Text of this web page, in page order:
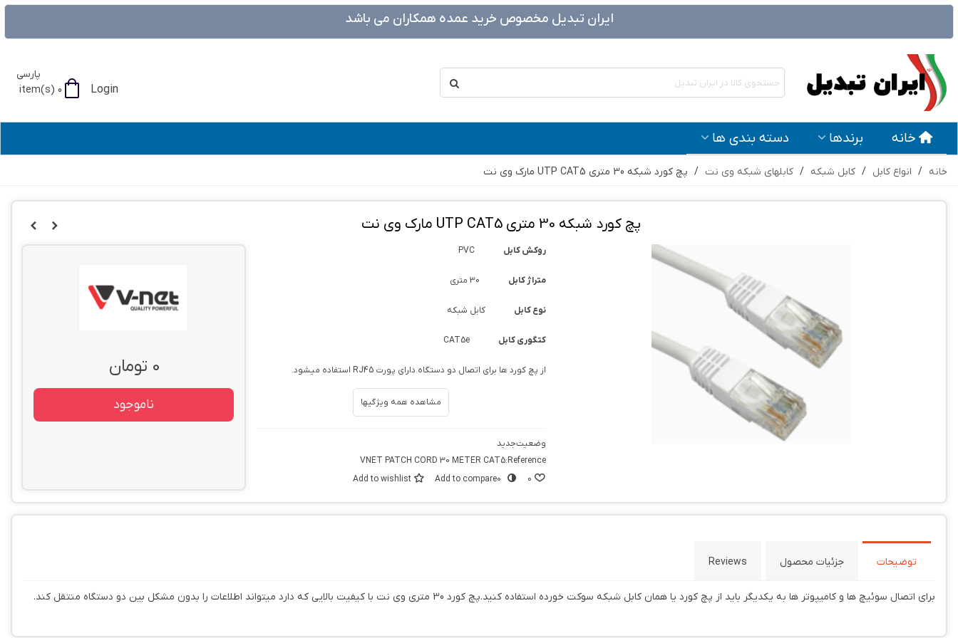
ایران تبدیل مخصوص خرید عمده همکاران می باشد
پارسی
Login
0
item(s)
خانه برندها دسته بندی ها
خانه / انواع کابل / کابل شبکه / کابلهای شبکه وی نت / پچ کورد شبکه 30 متری UTP CAT5 مارک وی نت
پچ کورد شبکه 30 متری UTP CAT5 مارک وی نت
روکش کابل PVC
متراژ کابل 30 متری
نوع کابل کابل شبکه
کتگوری کابل CAT5e
از پچ کورد ها برای اتصال دو دستگاه دارای پورت RJ45 استفاده میشود.
مشاهده همه ویژگیها
وضعیتجدید
Reference:
VNET PATCH CORD 30 METER CAT5
0
Add to compare0
Add to wishlist
0 تومان
ناموجود
توضیحات جزئیات محصول Reviews
برای اتصال سوئیچ ها و کامیپوتر ها به یکدیگر باید از پچ کورد یا همان کابل شبکه سوکت خورده استفاده کنید.پچ کورد 30 متری وی نت با کیفیت بالایی که دارد میتواند اطلاعات را بدون مشکل بین دو دستگاه منتقل کند.